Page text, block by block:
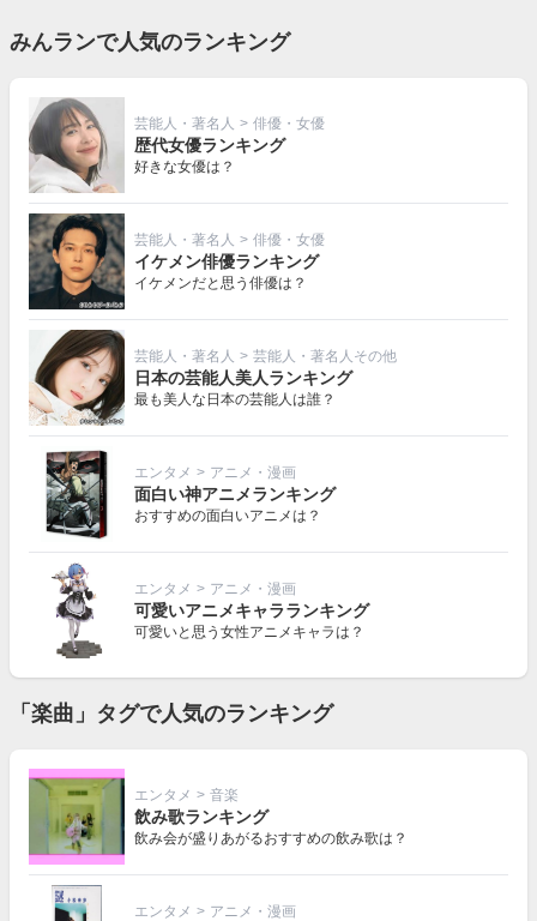
みんランで人気のランキング
芸能人・著名人 > 俳優・女優
歴代女優ランキング
好きな女優は？
芸能人・著名人 > 俳優・女優
イケメン俳優ランキング
イケメンだと思う俳優は？
芸能人・著名人 > 芸能人・著名人その他
日本の芸能人美人ランキング
最も美人な日本の芸能人は誰？
エンタメ > アニメ・漫画
面白い神アニメランキング
おすすめの面白いアニメは？
エンタメ > アニメ・漫画
可愛いアニメキャラランキング
可愛いと思う女性アニメキャラは？
「楽曲」タグで人気のランキング
エンタメ > 音楽
飲み歌ランキング
飲み会が盛りあがるおすすめの飲み歌は？
エンタメ > アニメ・漫画